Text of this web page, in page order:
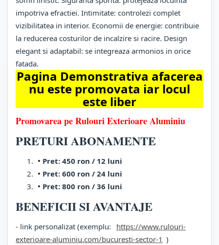
impotriva efractiei. Intimitate: controlezi complet
vizibilitatea in interior. Economii de energie: contribuie
la reducerea costurilor de incalzire si racire. Design
elegant si adaptabil: se integreaza armonios in orice
fatada.
Pagina Demonstrativa afacerea
nu este promovata iar locul
este liber
Promovarea pe Rulouri Exterioare Aluminiu
PRETURI ABONAMENTE
Pret: 450 ron / 12 luni
Pret: 600 ron / 24 luni
Pret: 800 ron / 36 luni
BENEFICII SI AVANTAJE
- link personalizat (exemplu:
https://www.rulouri-
exterioare-aluminiu.com/bucuresti-sector-1 )